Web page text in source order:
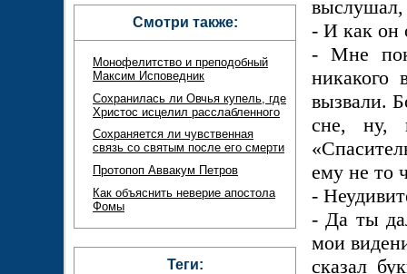
выслушал,
- И как он
- Мне
никакого
вызвали.
сне, ну,
ему не то
-
- Да ты
мои
сказал
Смотри также:
Монофелитство и преподобный
Максим Исповедник
Сохранилась ли Овчья купель, где
Христос исцелил расслабленного
Сохраняется ли чувственная
связь со святым после его смерти
Протопоп Аввакум Петров
Как объяснить неверие апостола
Фомы
Теги: